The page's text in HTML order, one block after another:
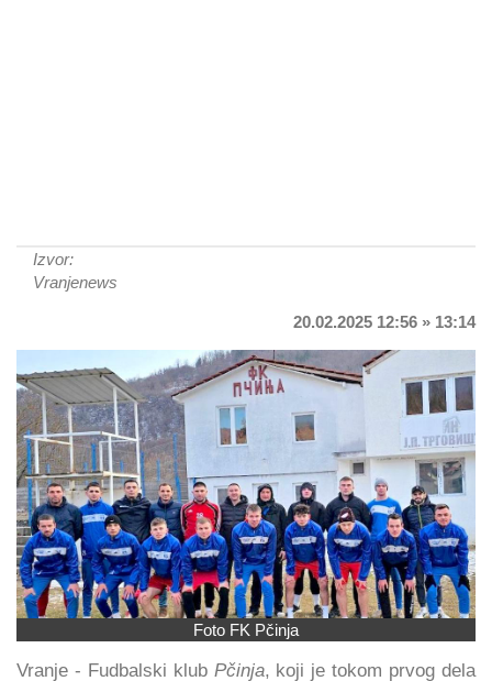
Izvor:
Vranjenews
20.02.2025 12:56 » 13:14
Foto FK Pčinja
Vranje - Fudbalski klub Pčinja, koji je tokom prvog dela